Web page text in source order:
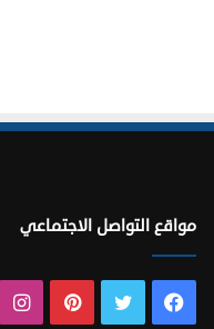
مواقع التواصل الاجتماعي
فيسبوك تويتر بينتيريست